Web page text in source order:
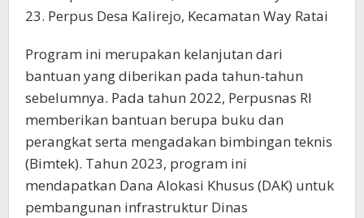
23. Perpus Desa Kalirejo, Kecamatan Way Ratai
Program ini merupakan kelanjutan dari
bantuan yang diberikan pada tahun-tahun
sebelumnya. Pada tahun 2022, Perpusnas RI
memberikan bantuan berupa buku dan
perangkat serta mengadakan bimbingan teknis
(Bimtek). Tahun 2023, program ini
mendapatkan Dana Alokasi Khusus (DAK) untuk
pembangunan infrastruktur Dinas